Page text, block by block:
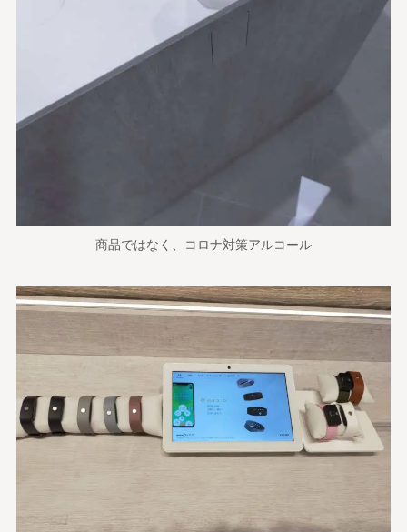
商品ではなく、コロナ対策アルコール